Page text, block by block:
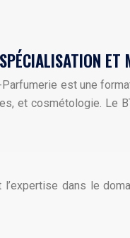
ET
est une
et cosmétologie. Le
dans le